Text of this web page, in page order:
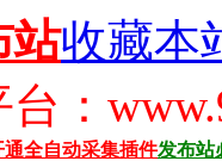
站收藏本
：
通全自动采集插件发布站